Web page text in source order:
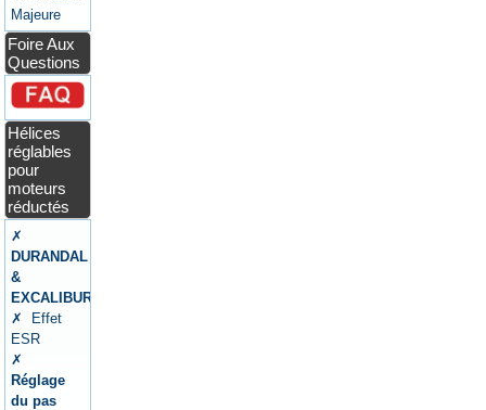
Majeure
Foire Aux
Questions
Hélices
réglables
pour
moteurs
réductés
✗
DURANDAL
&
EXCALIBUR
✗ Effet
ESR
✗
Réglage
du pas